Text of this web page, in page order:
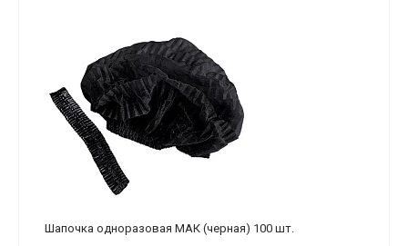
Шапочка одноразовая МАК (черная) 100 шт.